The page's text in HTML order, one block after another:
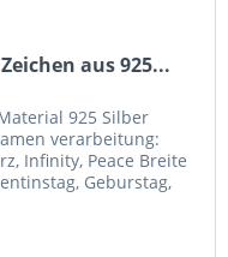
aus 925...
925 Silber
verarbeitung:
Infinity, Peace Breite
Geburstag,